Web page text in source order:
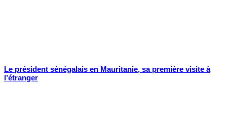
Le président sénégalais en Mauritanie, sa première visite à
l’étranger